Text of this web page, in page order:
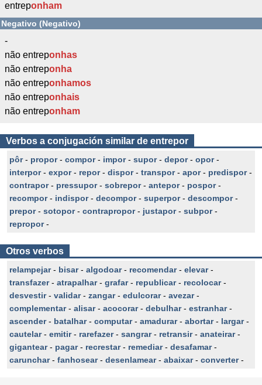
entreponham
Negativo (Negativo)
-
não entreponhas
não entreponha
não entreponhamos
não entreponhais
não entreponham
Verbos a conjugación similar de entrepor
pôr- propor- compor- impor- supor- depor- opor-
interpor- expor- repor- dispor- transpor- apor- predispor-
contrapor- pressupor- sobrepor- antepor- pospor-
recompor- indispor- decompor- superpor- descompor-
prepor- sotopor- contrapropor- justapor- subpor-
repropor-
Otros verbos
relampejar- bisar- algodoar- recomendar- elevar-
transfazer- atrapalhar- grafar- republicar- recolocar-
desvestir- validar- zangar- edulcorar- avezar-
complementar- alisar- acocorar- debulhar- estranhar-
ascender- batalhar- computar- amadurar- abortar- largar-
cautelar- emitir- rarefazer- sangrar- retransir- anateirar-
gigantear- pagar- recrestar- remediar- desafamar-
carunchar- fanhosear- desenlamear- abaixar- converter-